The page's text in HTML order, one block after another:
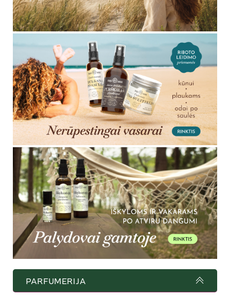
Difuzoriuje reikėtų naudoti tik tam pritaikytus lašinamus
kvapus arba eterinių aliejų mišinius. Purškiami namų kvapai
paprastai nėra skirti naudoti difuzoriuose, todėl visada
vadovaukitės produkto naudojimo instrukcija.
Kaip reguliuoti namų kvapo intensyvumą?
Kvapo intensyvumą galima reguliuoti produkto kiekiu,
purškimo dažniu, lašų kiekiu difuzoriuje, patalpos dydžiu ir
vėdinimu. Jeigu kvapas atrodo per stiprus, naudokite
mažesnį kiekį arba dažniau vėdinkite patalpą.
Kiek laiko išlieka namų kvapas?
Namų kvapo išsilaikymas priklauso nuo produkto tipo,
naudojamo kiekio, patalpos dydžio, temperatūros, oro
cirkuliacijos ir vėdinimo. Purškiamas kvapas juntamas
trumpiau, o difuzoriumi skleidžiamas aromatas gali būti
tolygesnis ir ilgesnis.
Kodėl verta rinktis namų kvapus be
sintetikos ir ftalatų?
Kvapiosios molekulės pasklinda ore, kuriuo kvėpuojame,
PARFUMERIJA